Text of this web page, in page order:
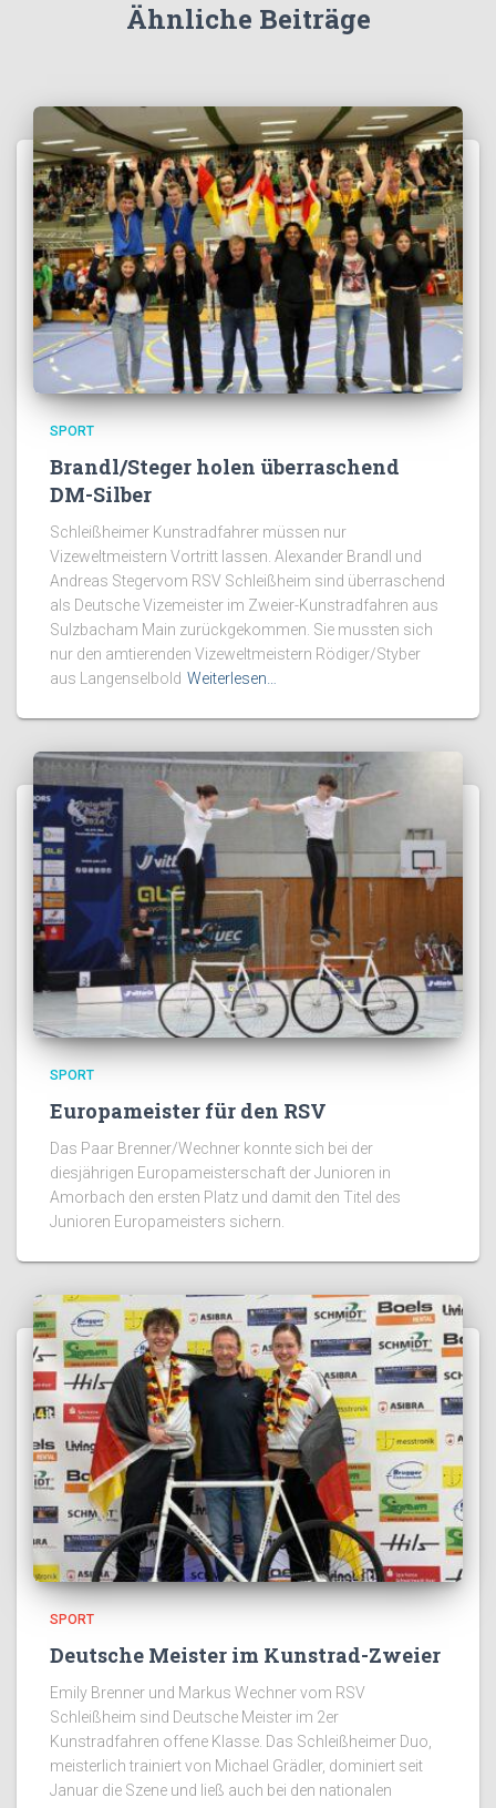
Ähnliche Beiträge
SPORT
Brandl/Steger holen überraschend
DM-Silber
Schleißheimer Kunstradfahrer müssen nur
Vizeweltmeistern Vortritt lassen. Alexander Brandl und
Andreas Stegervom RSV Schleißheim sind überraschend
als Deutsche Vizemeister im Zweier-Kunstradfahren aus
Sulzbacham Main zurückgekommen. Sie mussten sich
nur den amtierenden Vizeweltmeistern Rödiger/Styber
aus Langenselbold Weiterlesen…
SPORT
Europameister für den RSV
Das Paar Brenner/Wechner konnte sich bei der
diesjährigen Europameisterschaft der Junioren in
Amorbach den ersten Platz und damit den Titel des
Junioren Europameisters sichern.
SPORT
Deutsche Meister im Kunstrad-Zweier
Emily Brenner und Markus Wechner vom RSV
Schleißheim sind Deutsche Meister im 2er
Kunstradfahren offene Klasse. Das Schleißheimer Duo,
meisterlich trainiert von Michael Grädler, dominiert seit
Januar die Szene und ließ auch bei den nationalen